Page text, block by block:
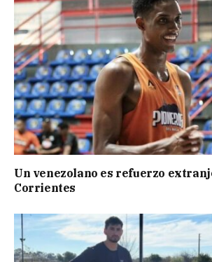
Un venezolano es refuerzo
Corrientes